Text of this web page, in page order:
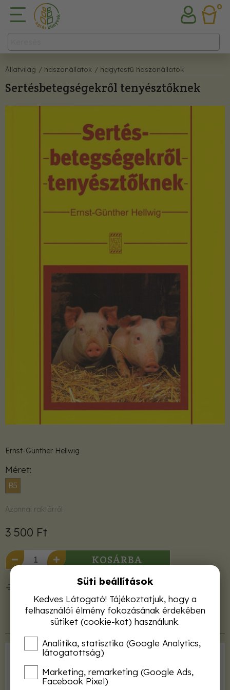
0
Állatvilág / haszonállatok / nagytestű haszonállatok
Sertésbetegségekről tenyésztőknek
Ernst-Günther Hellwig
Méret
B5
Azonnal raktárról
3 500 Ft
KOSÁRBA
50 000 Ft felett ingyenes kiszállítás!
Termékleírás
Mezőgazda Kiadó
9789632865683
Süti beállítások
Kedves Látogató! Tájékoztatjuk, hogy a
felhasználói élmény fokozásának érdekében
sütiket (cookie-kat) használunk.
Analitika, statisztika (Google Analytics,
látogatottság)
Marketing, remarketing (Google Ads,
Facebook Pixel)